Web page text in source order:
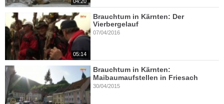
05:14
Brauchtum in Kärnten: Der
Vierbergelauf
07/04/2016
Brauchtum in Kärnten:
Maibaumaufstellen in Friesach
30/04/2015